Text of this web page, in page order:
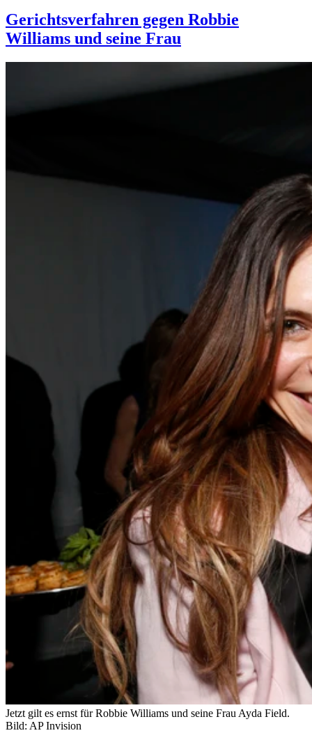
Gerichtsverfahren gegen Robbie
Williams und seine Frau
Jetzt gilt es ernst für Robbie Williams und seine Frau Ayda Field.
Bild: AP Invision